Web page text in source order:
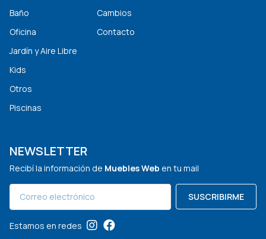
Baño
Oficina
Jardín y Aire Libre
Kids
Otros
Piscinas
Cambios
Contacto
NEWSLETTER
Recibí la información de Muebles Web en tu mail
SUSCRIBIRME
Estamos en redes